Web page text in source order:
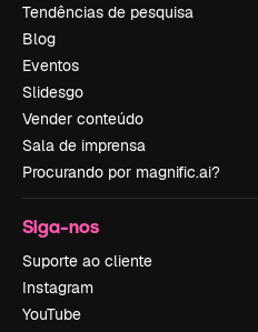
Tendências de pesquisa
Blog
Eventos
Slidesgo
Vender conteúdo
Sala de imprensa
Procurando por magnific.ai?
Siga-nos
Suporte ao cliente
Instagram
YouTube